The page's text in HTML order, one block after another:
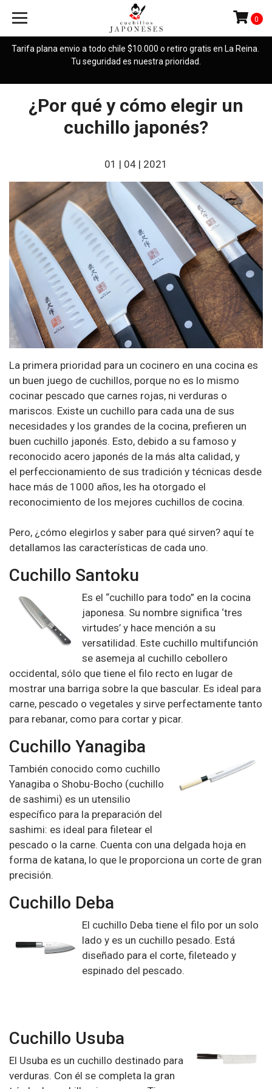
Tarifa plana envio a todo chile $10.000 o retiro gratis en La Reina.
Tu seguridad es nuestra prioridad.
0
¿Por qué y cómo elegir un
cuchillo japonés?
01 | 04 | 2021
La primera prioridad para un cocinero en una cocina es
un buen juego de cuchillos, porque no es lo mismo
cocinar pescado que carnes rojas, ni verduras o
mariscos. Existe un cuchillo para cada una de sus
necesidades y los grandes de la cocina, prefieren un
buen cuchillo japonés. Esto, debido a su famoso y
reconocido acero japonés de la más alta calidad, y
el perfeccionamiento de sus tradición y técnicas desde
hace más de 1000 años, les ha otorgado el
reconocimiento de los mejores cuchillos de cocina.
Pero, ¿cómo elegirlos y saber para qué sirven? aquí te
detallamos las características de cada uno.
Cuchillo Santoku
Es el “cuchillo para todo” en la cocina
japonesa. Su nombre significa ‘tres
virtudes’ y hace mención a su
versatilidad. Este cuchillo multifunción
se asemeja al cuchillo cebollero
occidental, sólo que tiene el filo recto en lugar de
mostrar una barriga sobre la que bascular. Es ideal para
carne, pescado o vegetales y sirve perfectamente tanto
para rebanar, como para cortar y picar.
Cuchillo Yanagiba
También conocido como cuchillo
Yanagiba o Shobu-Bocho (cuchillo
de sashimi) es un utensilio
específico para la preparación del
sashimi: es ideal para filetear el
pescado o la carne. Cuenta con una delgada hoja en
forma de katana, lo que le proporciona un corte de gran
precisión.
Cuchillo Deba
El cuchillo Deba tiene el filo por un solo
lado y es un cuchillo pesado. Está
diseñado para el corte, fileteado y
espinado del pescado.
Cuchillo Usuba
El Usuba es un cuchillo destinado para
verduras. Con él se completa la gran